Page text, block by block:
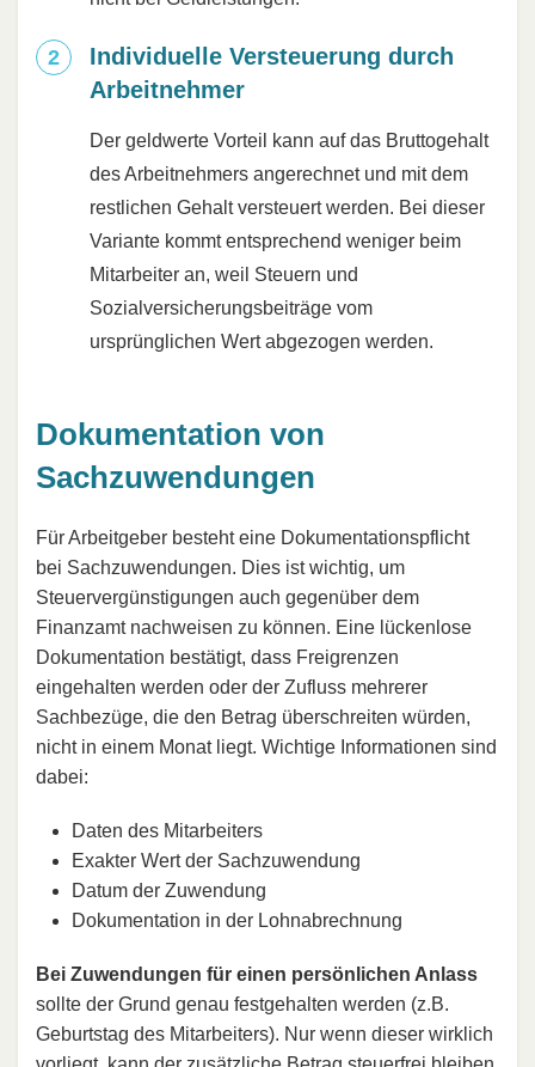
Individuelle Versteuerung durch
Arbeitnehmer
Der geldwerte Vorteil kann auf das Bruttogehalt
des Arbeitnehmers angerechnet und mit dem
restlichen Gehalt versteuert werden. Bei dieser
Variante kommt entsprechend weniger beim
Mitarbeiter an, weil Steuern und
Sozialversicherungsbeiträge vom
ursprünglichen Wert abgezogen werden.
Dokumentation von
Sachzuwendungen
Für Arbeitgeber besteht eine Dokumentationspflicht
bei Sachzuwendungen. Dies ist wichtig, um
Steuervergünstigungen auch gegenüber dem
Finanzamt nachweisen zu können. Eine lückenlose
Dokumentation bestätigt, dass Freigrenzen
eingehalten werden oder der Zufluss mehrerer
Sachbezüge, die den Betrag überschreiten würden,
nicht in einem Monat liegt. Wichtige Informationen sind
dabei:
Daten des Mitarbeiters
Exakter Wert der Sachzuwendung
Datum der Zuwendung
Dokumentation in der Lohnabrechnung
Bei Zuwendungen für einen persönlichen Anlass
sollte der Grund genau festgehalten werden (z.B.
Geburtstag des Mitarbeiters). Nur wenn dieser wirklich